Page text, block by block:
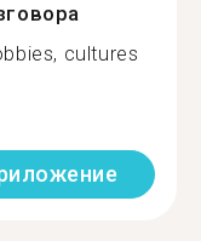
cultures